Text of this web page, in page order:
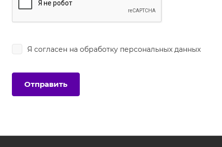
Я согласен на обработку персональных данных